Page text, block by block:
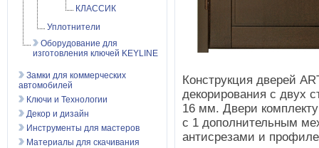
Конструкция дверей
декорирования с двух
16 мм. Двери
с 1 дополнительным
антисрезами и
КЛАССИК
Уплотнители
Оборудование для
изготовления ключей KEYLINE
Замки для коммерческих
автомобилей
Ключи и Технологии
Декор и дизайн
Инструменты для мастеров
Материалы для скачивания